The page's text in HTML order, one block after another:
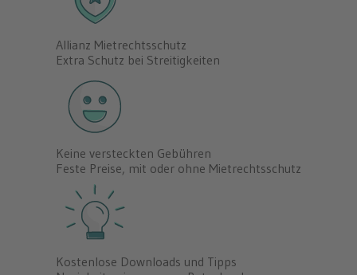
Allianz Mietrechtsschutz
Extra Schutz bei Streitigkeiten
Keine versteckten Gebühren
Feste Preise, mit oder ohne Mietrechtsschutz
Kostenlose Downloads und Tipps